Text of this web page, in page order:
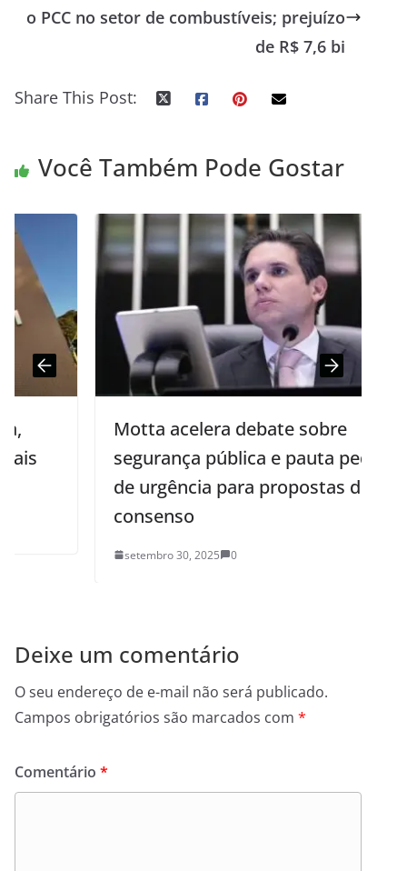
o PCC no setor de combustíveis; prejuízo
de R$ 7,6 bi
Share This Post:
Você Também Pode Gostar
Motta acelera debate sobre
segurança pública e pauta pedidos
de urgência para propostas de
consenso
setembro 30, 2025 0
Deixe um comentário
O seu endereço de e-mail não será publicado.
Campos obrigatórios são marcados com *
Comentário *